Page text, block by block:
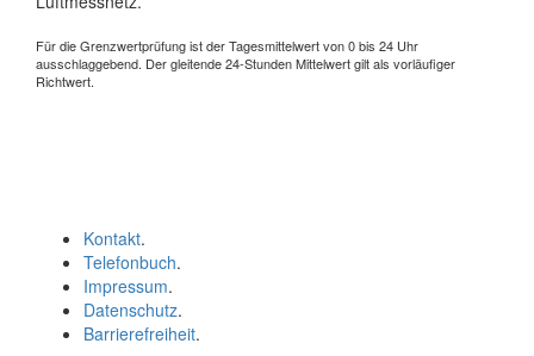
Für die Grenzwertprüfung ist der Tagesmittelwert von 0 bis 24 Uhr
ausschlaggebend. Der gleitende 24-Stunden Mittelwert gilt als vorläufiger
Richtwert.
Kontakt.
Telefonbuch.
Impressum.
Datenschutz.
Barrierefreiheit.